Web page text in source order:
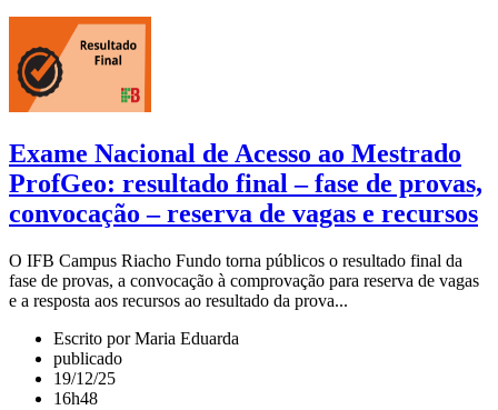
Exame Nacional de Acesso ao Mestrado
ProfGeo: resultado final – fase de provas,
convocação – reserva de vagas e recursos
O IFB Campus Riacho Fundo torna públicos o resultado final da
fase de provas, a convocação à comprovação para reserva de vagas
e a resposta aos recursos ao resultado da prova...
Escrito por Maria Eduarda
publicado
19/12/25
16h48